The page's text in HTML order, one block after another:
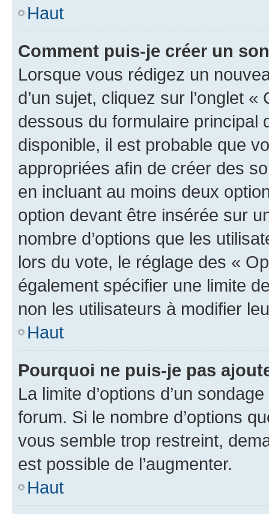
Haut
Comment puis-je créer un
Lorsque vous rédigez un
d’un sujet, cliquez sur l’onglet
dessous du formulaire principal
disponible, il est probable que
appropriées afin de créer des
en incluant au moins deux
option devant être insérée sur
nombre d’options que les
lors du vote, le réglage des «
également spécifier une limite
non les utilisateurs à modifier
Haut
Pourquoi ne puis-je pas
La limite d’options d’un
forum. Si le nombre d’options
vous semble trop restreint,
est possible de l’augmenter.
Haut